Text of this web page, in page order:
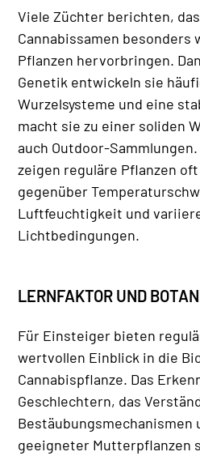
Viele Züchter berichten,
Cannabissamen besonders
Pflanzen hervorbringen.
Genetik entwickeln sie
Wurzelsysteme und eine
macht sie zu einer soliden
auch Outdoor-
zeigen reguläre Pflanzen
gegenüber
Luftfeuchtigkeit und
Lichtbedingungen.
LERNFAKTOR UND
Für Einsteiger bieten
wertvollen Einblick in die
Cannabispflanze. Das
Geschlechtern, das
Bestäubungsmechanismen
geeigneter Mutterpflanzen